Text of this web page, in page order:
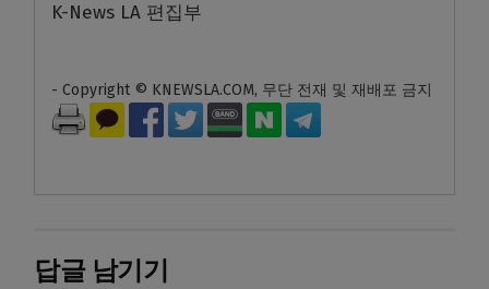
K-News LA 편집부
- Copyright © KNEWSLA.COM, 무단 전재 및 재배포 금지
답글 남기기